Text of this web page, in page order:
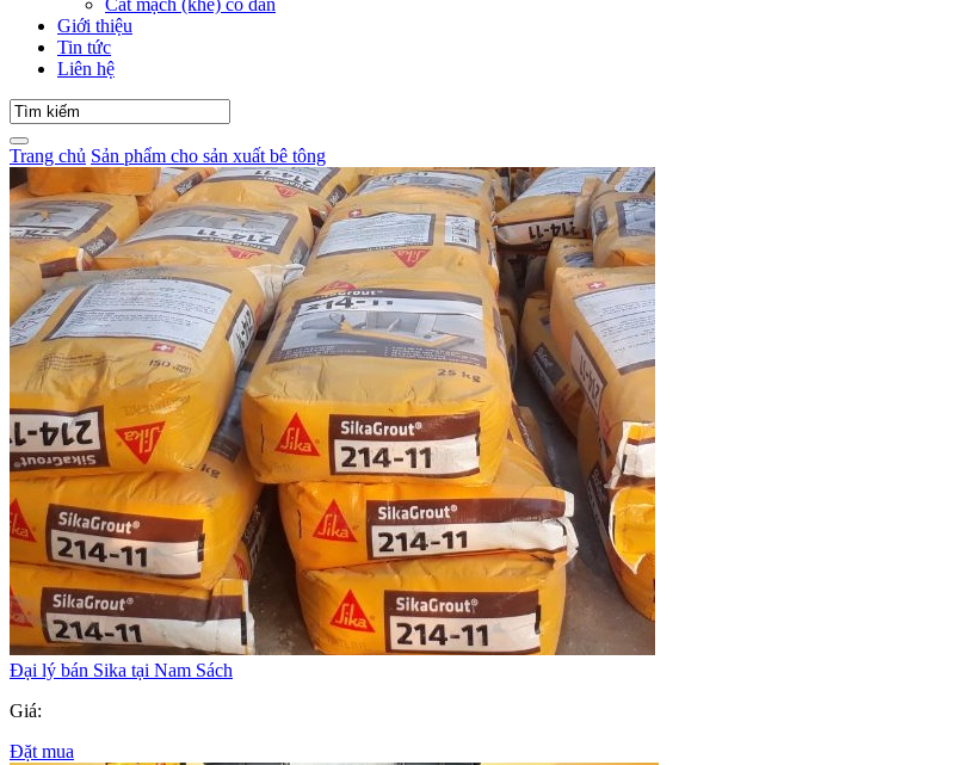
Cắt mạch (khe) co dãn
Giới thiệu
Tin tức
Liên hệ
Trang chủ Sản phẩm cho sản xuất bê tông
Đại lý bán Sika tại Nam Sách
Giá:
Đặt mua